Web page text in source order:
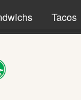
Tacos